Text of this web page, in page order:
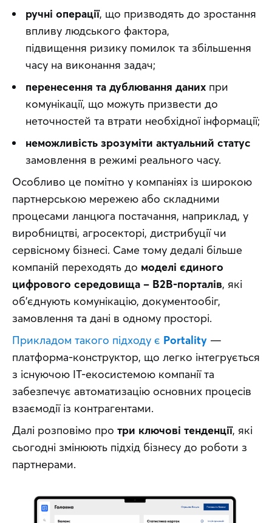
ручні операції, що призводять до зростання
впливу людського фактора,
підвищення ризику помилок та збільшення
часу на виконання задач;
перенесення та дублювання даних при
комунікації, що можуть призвести до
неточностей та втрати необхідної інформації;
неможливість зрозуміти актуальний статус
замовлення в режимі реального часу.
Особливо це помітно у компаніях із широкою
партнерською мережею або складними
процесами ланцюга постачання, наприклад, у
виробництві, агросекторі, дистрибуції чи
сервісному бізнесі. Саме тому дедалі більше
компаній переходять до моделі єдиного
цифрового середовища – B2B-порталів, які
об’єднують комунікацію, документообіг,
замовлення та дані в одному просторі.
Прикладом такого підходу є Portality —
платформа-конструктор, що легко інтегрується
з існуючою ІТ-екосистемою компанії та
забезпечує автоматизацію основних процесів
взаємодії із контрагентами.
Далі розповімо про три ключові тенденції, які
сьогодні змінюють підхід бізнесу до роботи з
партнерами.